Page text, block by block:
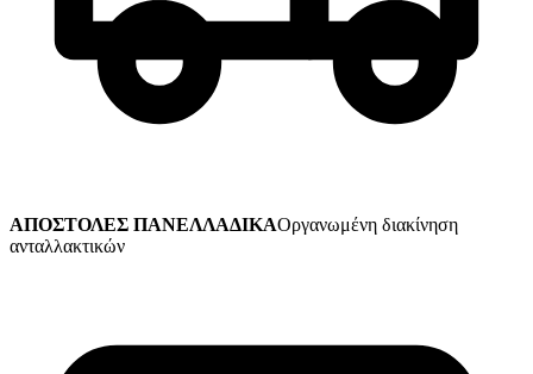
ΑΠΟΣΤΟΛΕΣ ΠΑΝΕΛΛΑΔΙΚΑΟργανωμένη διακίνηση
ανταλλακτικών